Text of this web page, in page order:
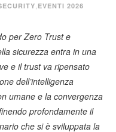
, EVENTI 2026
per Zero Trust e
sicurezza entra in una
e il trust va ripensato
dell’intelligenza
umane e la convergenza
profondamente il
che si è sviluppata la